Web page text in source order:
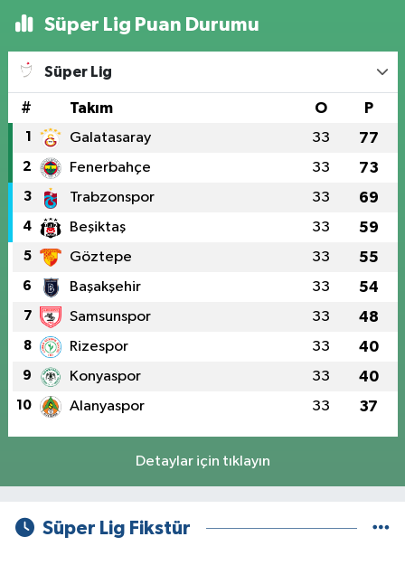
Süper Lig Puan Durumu
Süper Lig
# Takım O P
1 Galatasaray 33 77
2 Fenerbahçe 33 73
3 Trabzonspor 33 69
4 Beşiktaş 33 59
5 Göztepe 33 55
6 Başakşehir 33 54
7 Samsunspor 33 48
8 Rizespor 33 40
9 Konyaspor 33 40
10 Alanyaspor 33 37
Detaylar için tıklayın
Süper Lig Fikstür